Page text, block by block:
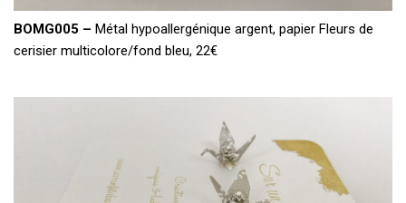
BOMG005 – Métal hypoallergénique argent, papier Fleurs de
cerisier multicolore/fond bleu, 22€